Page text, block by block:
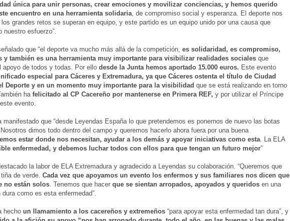
única para unir personas, crear emociones y movilizar conciencias, y hemos querido
encuentro en una herramienta solidaria, de compromiso social y esperanza. El deporte nos
grandes retos se superan en equipo, y este partido es un equipo unido por una causa que
nuestro esfuerzo”.
que “el deporte va mucho más allá de la competición, es solidaridad, es compromiso,
y también es una herramienta muy importante para visibilizar realidades sociales que
apoyo de todos y todas. Por ello desde la Junta hemos aportado 15.000 euros. Este evento
especial para Cáceres y Extremadura, ya que Cáceres ostenta el título de Ciudad
Deporte y en un momento muy importante para la visibilidad que se está realizando en torno
ha felicitado al CP Cacereño por mantenerse en Primera REF, y por utilizar el Príncipe
evento.
manifestado que “desde Leyendas España lo que pretendemos es ponernos de nuevo las botas
dimos todo dentro del campo y queremos hacerlo ahora fuera por una buena
estar donde nos necesitan, ayudar a los demás y apoyar iniciativas como esta. La ELA
enfermedad, y debemos luchar todos con ellos para que tengan un futuro mejor”
la labor de ELA Extremadura y agradecido a Leyendas su colaboración. “Queremos que
de verde. Cada vez que apoyamos un evento los enfermos y sus familiares nos dicen que
no están solos. Tenemos que hacer que se sientan arropados, apoyados y queridos en una
como es esta enfermedad”.
hecho un llamamiento a los cacereños y extremeños “para apoyar esta enfermedad tan dura”, y